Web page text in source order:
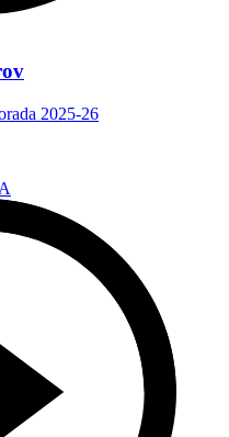
2025-26